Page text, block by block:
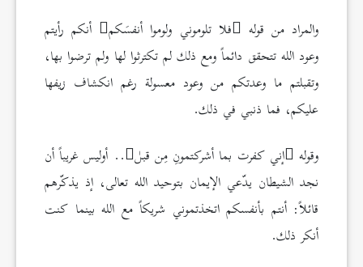
والمراد من قوله فلا تلوموني ولوموا أنفسَكم أنكم رأيتم
وعود الله تتحقق دائماً ومع ذلك لم تكترثوا لها ولم ترضوا بها،
وتقبلتم ما وعدتكم من وعود معسولة رغم انكشاف زيفها
عليكم، فما ذنبي في ذلك.
وقوله إني كفرت بما أشركتمونِ مِن قبل .. أوليس غريباً أن
نجد الشيطان يدّعي الإيمان بتوحيد الله تعالى، إذ يذكّرهم
قائلاً: أنتم بأنفسكم اتخذتموني شريكاً مع الله بينما كنت
أنكر ذلك.